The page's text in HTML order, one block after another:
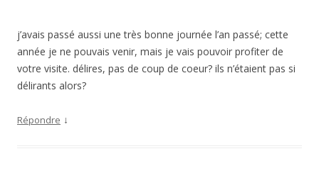
j’avais passé aussi une très bonne journée l’an passé; cette
année je ne pouvais venir, mais je vais pouvoir profiter de
votre visite. délires, pas de coup de coeur? ils n’étaient pas si
délirants alors?
Répondre ↓